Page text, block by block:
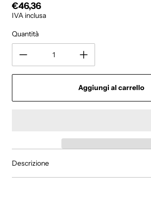
Prezzo regolare
€46,36
IVA inclusa
Quantità
Aggiungi al carrello
Descrizione